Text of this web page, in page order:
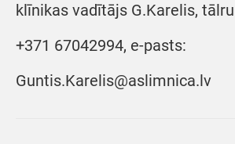
klīnikas vadītājs G.Karelis,
+371 67042994, e-pasts:
Guntis.Karelis@aslimnica.lv